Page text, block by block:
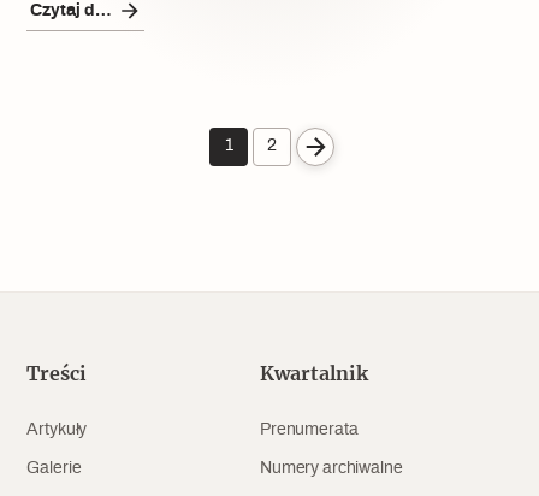
Czytaj dalej
1 2
Treści
Artykuły
Galerie
Kwartalnik
Prenumerata
Numery archiwalne